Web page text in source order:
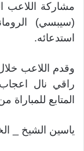
مشاركة اللاعب
(سيبسي)
استدعائه.
وقدم اللاعب
راقي نال اعجاب
المتابع
ياسين الشيخ _